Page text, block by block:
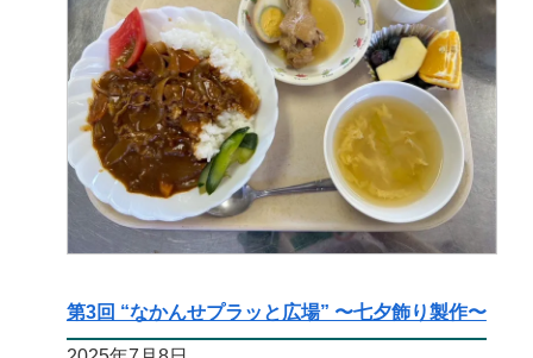
第3回 “なかんせプラッと広場” 〜七夕飾り製作〜